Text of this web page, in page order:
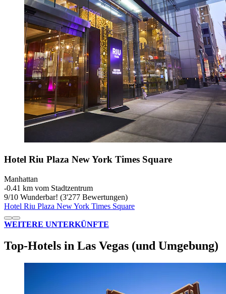
Hotel Riu Plaza New York Times Square
Manhattan
‐0.41 km vom Stadtzentrum
9/10 Wunderbar! (3'277 Bewertungen)
Hotel Riu Plaza New York Times Square
WEITERE UNTERKÜNFTE
Top-Hotels in Las Vegas (und Umgebung)